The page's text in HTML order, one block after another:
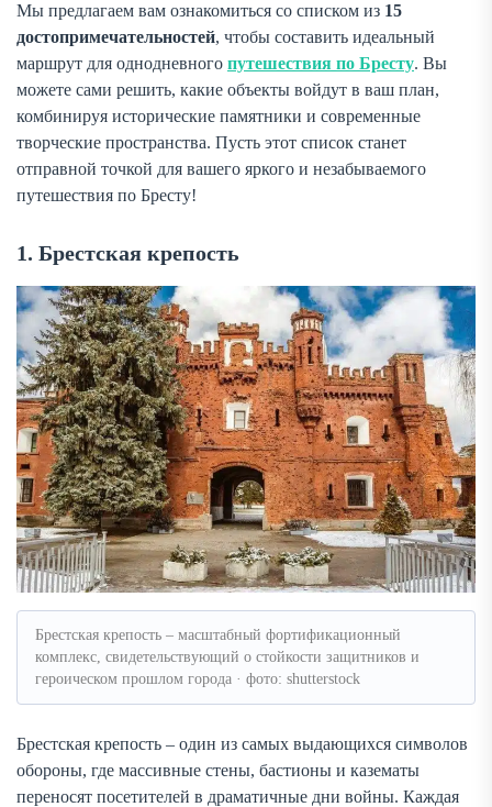
Мы предлагаем вам ознакомиться со списком из 15
достопримечательностей, чтобы составить идеальный
маршрут для однодневного путешествия по Бресту. Вы
можете сами решить, какие объекты войдут в ваш план,
комбинируя исторические памятники и современные
творческие пространства. Пусть этот список станет
отправной точкой для вашего яркого и незабываемого
путешествия по Бресту!
1. Брестская крепость
Брестская крепость – масштабный фортификационный
комплекс, свидетельствующий о стойкости защитников и
героическом прошлом города · фото: shutterstock
Брестская крепость – один из самых выдающихся символов
обороны, где массивные стены, бастионы и казематы
переносят посетителей в драматичные дни войны. Каждая